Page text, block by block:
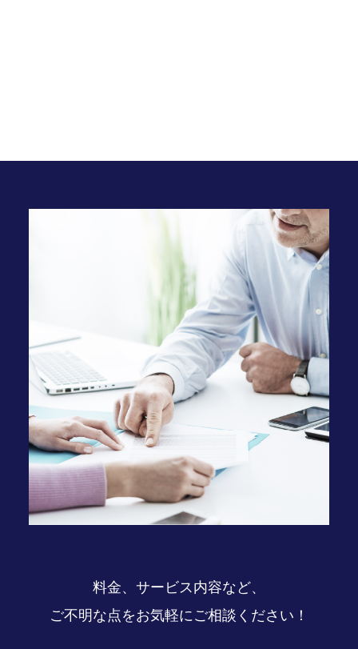
料金、サービス内容など、
ご不明な点をお気軽にご相談ください！